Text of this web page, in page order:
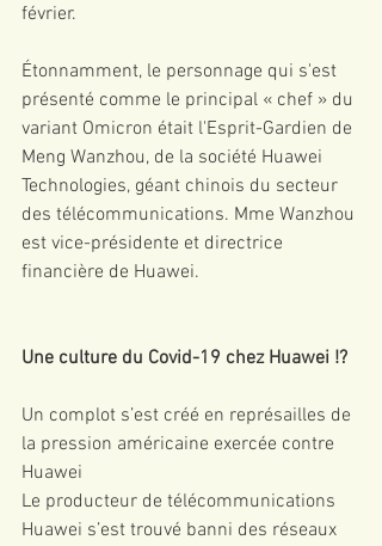
février.
Étonnamment, le personnage qui s'est
présenté comme le principal « chef » du
variant Omicron était l'Esprit-Gardien de
Meng Wanzhou, de la société Huawei
Technologies, géant chinois du secteur
des télécommunications. Mme Wanzhou
est vice-présidente et directrice
financière de Huawei.
Une culture du Covid-19 chez Huawei !?
Un complot s’est créé en représailles de
la pression américaine exercée contre
Huawei
Le producteur de télécommunications
Huawei s’est trouvé banni des réseaux